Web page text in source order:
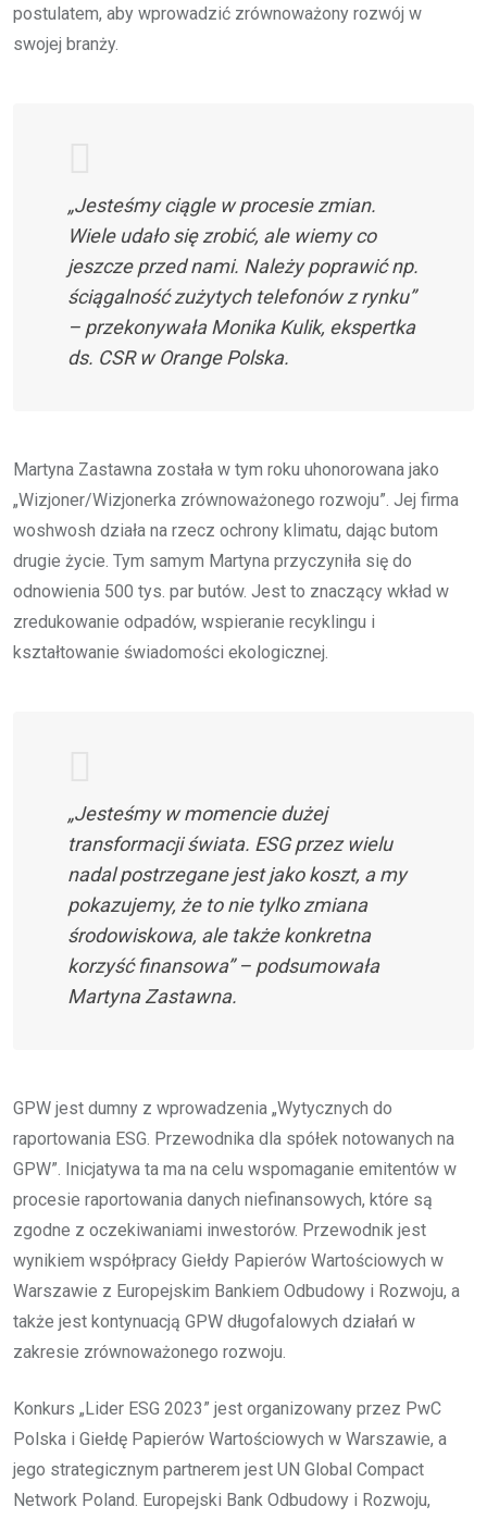
postulatem, aby wprowadzić zrównoważony rozwój w
swojej branży.
„Jesteśmy ciągle w procesie zmian.
Wiele udało się zrobić, ale wiemy co
jeszcze przed nami. Należy poprawić np.
ściągalność zużytych telefonów z rynku”
– przekonywała Monika Kulik, ekspertka
ds. CSR w Orange Polska.
Martyna Zastawna została w tym roku uhonorowana jako
„Wizjoner/Wizjonerka zrównoważonego rozwoju”. Jej firma
woshwosh działa na rzecz ochrony klimatu, dając butom
drugie życie. Tym samym Martyna przyczyniła się do
odnowienia 500 tys. par butów. Jest to znaczący wkład w
zredukowanie odpadów, wspieranie recyklingu i
kształtowanie świadomości ekologicznej.
„Jesteśmy w momencie dużej
transformacji świata. ESG przez wielu
nadal postrzegane jest jako koszt, a my
pokazujemy, że to nie tylko zmiana
środowiskowa, ale także konkretna
korzyść finansowa” – podsumowała
Martyna Zastawna.
GPW jest dumny z wprowadzenia „Wytycznych do
raportowania ESG. Przewodnika dla spółek notowanych na
GPW”. Inicjatywa ta ma na celu wspomaganie emitentów w
procesie raportowania danych niefinansowych, które są
zgodne z oczekiwaniami inwestorów. Przewodnik jest
wynikiem współpracy Giełdy Papierów Wartościowych w
Warszawie z Europejskim Bankiem Odbudowy i Rozwoju, a
także jest kontynuacją GPW długofalowych działań w
zakresie zrównoważonego rozwoju.
Konkurs „Lider ESG 2023” jest organizowany przez PwC
Polska i Giełdę Papierów Wartościowych w Warszawie, a
jego strategicznym partnerem jest UN Global Compact
Network Poland. Europejski Bank Odbudowy i Rozwoju,